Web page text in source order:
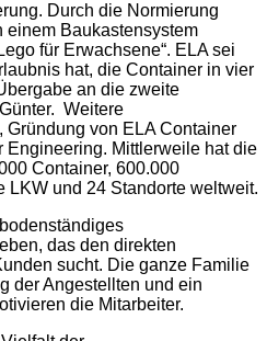
Durch die Normierung
einem Baukastensystem
für Erwachsene“. ELA sei
hat, die Container in vier
an die zweite
Weitere
von ELA Container
Engineering. Mittlerweile hat die
Container, 600.000
LKW und 24 Standorte weltweit.
das den direkten
sucht. Die ganze Familie
der Angestellten und ein
die Mitarbeiter.